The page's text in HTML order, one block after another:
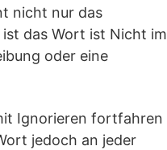
nicht nur das
das Wort ist Nicht im
oder eine
Ignorieren fortfahren
jedoch an jeder